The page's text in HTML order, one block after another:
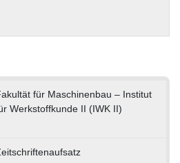
für Maschinenbau – Institut
Werkstoffkunde II (IWK II)